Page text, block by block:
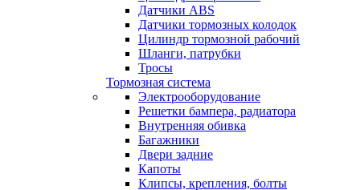
Датчики ABS
Датчики тормозных колодок
Цилиндр тормозной рабочий
Шланги, патрубки
Тросы
Тормозная система
Электрооборудование
Решетки бампера, радиатора
Внутренняя обивка
Багажники
Двери задние
Капоты
Клипсы, крепления, болты